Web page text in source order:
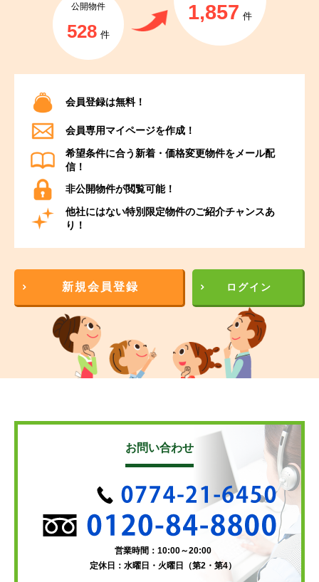
公開物件
528 件
1,857 件
会員登録は無料！
会員専用マイページを作成！
希望条件に合う新着・価格変更物件をメール配
信！
非公開物件が閲覧可能！
他社にはない特別限定物件のご紹介チャンスあ
り！
新規会員登録 ログイン
お問い合わせ
営業時間：10:00～20:00
定休日：水曜日・火曜日（第2・第4）